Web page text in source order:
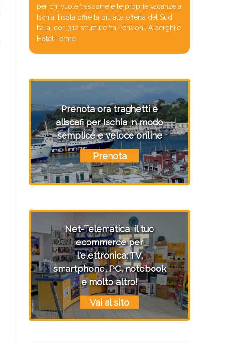
per chi vuole trascorrere le proprie vacanze a
Ischia: l’isola offre la più alta offerta del Sud
Italia, con 312 strutture fra Pensioni, Alberghi e
Hotel Terme.
Prenota ora traghetti e
aliscafi per Ischia in modo
semplice e veloce online
Prenota
Net-Telematica, il tuo
ecommerce per
l'elettronica: TV,
smartphone, PC, notebook
e molto altro!
Vai al sito